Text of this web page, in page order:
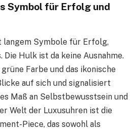
Symbol für Erfolg und
langem Symbole für Erfolg,
Die Hulk ist da keine Ausnahme.
Farbe und das ikonische
auf sich und signalisiert
Maß an Selbstbewusstsein und
Welt der Luxusuhren ist die
Piece, das sowohl als